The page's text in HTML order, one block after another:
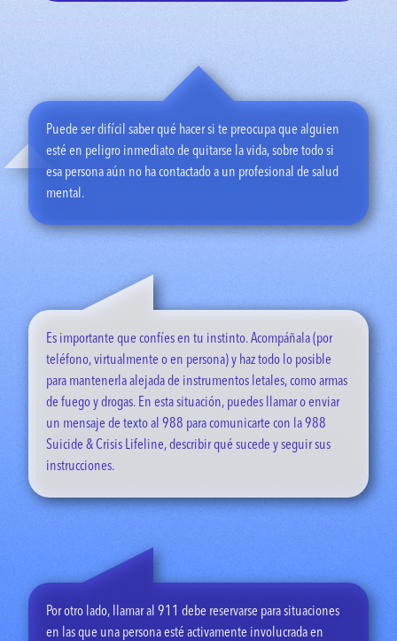
mantener la seguridad de la persona que llama. No pedirán la
intervención de nadie más a menos que sea realmente
“He estado leyendo sobre esto y el 80 % de las personas que
hablan con un consejero de crisis informan que se sienten
mejor, lo cual es increíble, teniendo en cuenta que la
investigaciones demuestran que las personas suelen sentirse
Puede ser difícil saber qué hacer si te preocupa que alguien
esté en peligro inmediato de quitarse la vida, sobre todo si
esa persona aún no ha contactado a un profesional de salud
mental.
Es importante que confíes en tu instinto. Acompáñala (por
teléfono, virtualmente o en persona) y haz todo lo posible
para mantenerla alejada de instrumentos letales, como armas
de fuego y drogas. En esta situación, puedes llamar o enviar
un mensaje de texto al 988 para comunicarte con la 988
Suicide & Crisis Lifeline, describir qué sucede y seguir sus
instrucciones.
Por otro lado, llamar al 911 debe reservarse para situaciones
en las que una persona esté activamente involucrada en